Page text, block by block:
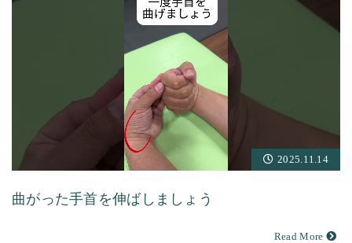
2025.11.14
曲がった手首を伸ばしましょう
Read More